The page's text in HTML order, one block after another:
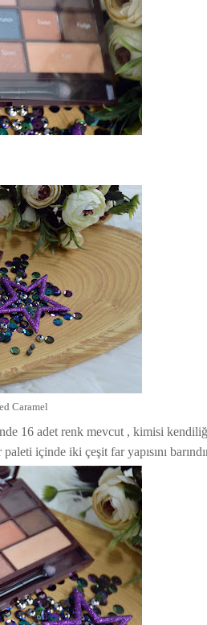
Caramel
16 adet renk mevcut , kimisi
içinde iki çeşit far yapısını